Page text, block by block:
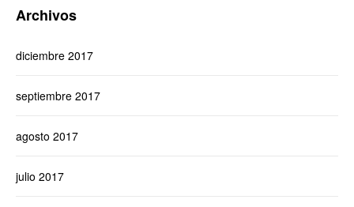
Archivos
diciembre 2017
septiembre 2017
agosto 2017
julio 2017